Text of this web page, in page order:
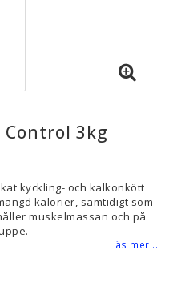
3kg
kyckling- och kalkonkött
kalorier, samtidigt som
muskelmassan och på
Läs mer...